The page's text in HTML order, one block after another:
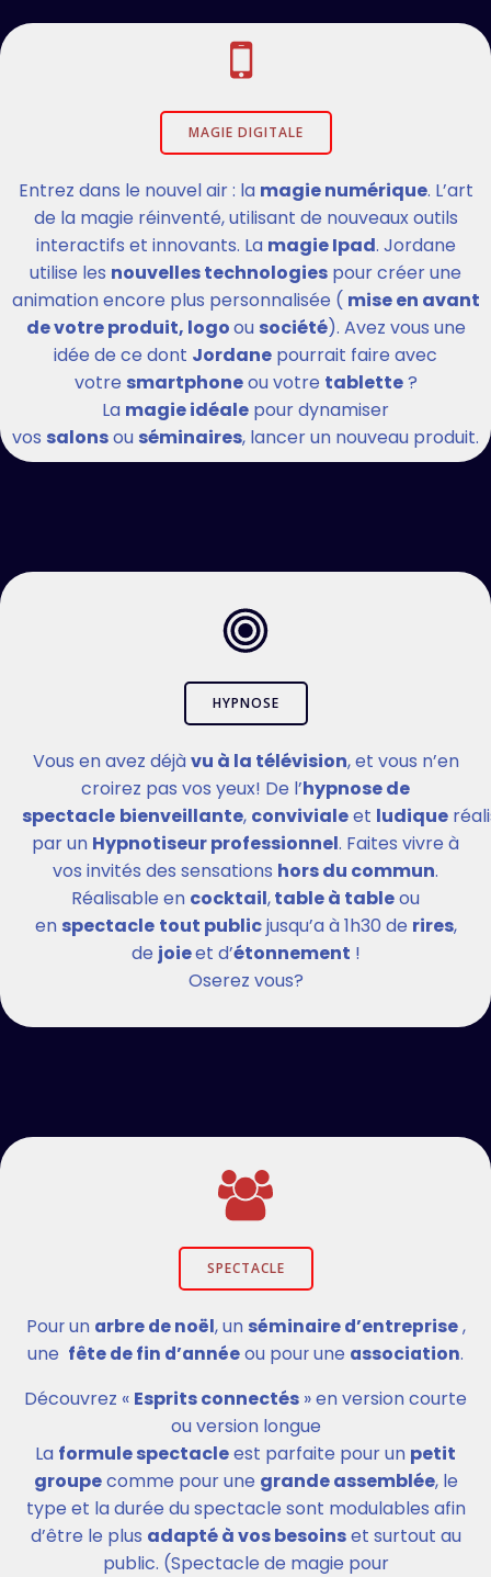
MAGIE DIGITALE
Entrez dans le nouvel air : la magie numérique. L’art
de la magie réinventé, utilisant de nouveaux outils
interactifs et innovants. La magie Ipad. Jordane
utilise les nouvelles technologies pour créer une
animation encore plus personnalisée ( mise en avant
de votre produit, logoou société). Avez vous une
idée de ce dont Jordane pourrait faire avec
votre smartphoneou votre tablette?
La magie idéale pour dynamiser
vos salonsou séminaires, lancer un nouveau produit.
HYPNOSE
Vous en avez déjàvu à la télévision, et vous n’en
croirez pas vos yeux! De l’hypnose de
spectacle bienveillante, convivialeet ludique
par un Hypnotiseur professionnel. Faites vivre à
vos invités des sensations hors du commun.
Réalisable en cocktail,table à tableou
en spectacle tout publicjusqu’a à 1h30 de rires,
de joieet d’étonnement !
Oserez vous?
SPECTACLE
Pour un arbre de noël, un séminaire d’entreprise,
une fête de fin d’annéeou pour une association.
Découvrez « Esprits connectés » en version courte
ou version longue
La formule spectacleest parfaite pour un petit
groupecomme pour une grande assemblée, le
type et la durée du spectacle sont modulables afin
d’être le plus adapté à vos besoinset surtout au
public. (Spectacle de magie pour